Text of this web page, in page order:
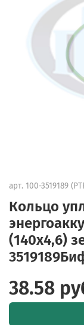
арт. 100-3519189
Кольцо
(140х4,6)
38.58